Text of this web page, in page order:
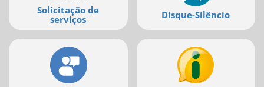
Solicitação de
serviços
Disque-Silêncio